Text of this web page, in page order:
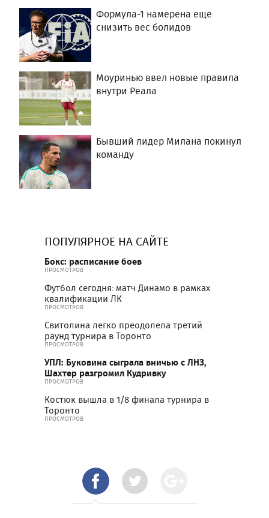
Формула-1 намерена еще
снизить вес болидов
Моуринью ввел новые правила
внутри Реала
Бывший лидер Милана покинул
команду
ПОПУЛЯРНОЕ НА САЙТЕ
Бокс: расписание боев
ПРОСМОТРОВ
Футбол сегодня: матч Динамо в рамках
квалификации ЛК
ПРОСМОТРОВ
Свитолина легко преодолела третий
раунд турнира в Торонто
ПРОСМОТРОВ
УПЛ: Буковина сыграла вничью с ЛНЗ,
Шахтер разгромил Кудривку
ПРОСМОТРОВ
Костюк вышла в 1/8 финала турнира в
Торонто
ПРОСМОТРОВ